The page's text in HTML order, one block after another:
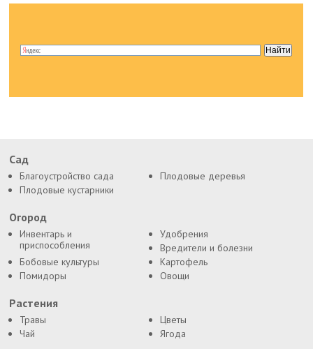
Сад
Благоустройство сада
Плодовые деревья
Плодовые кустарники
Огород
Инвентарь и
приспособления
Удобрения
Вредители и болезни
Бобовые культуры
Картофель
Помидоры
Овощи
Растения
Травы
Цветы
Чай
Ягода